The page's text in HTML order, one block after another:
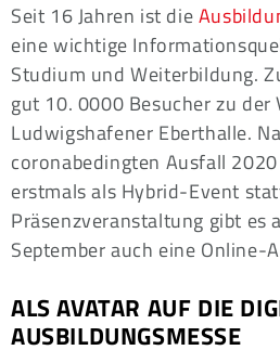
Seit 16 Jahren ist die
eine wichtige
Studium und Weiterbildung.
gut 10. 0000 Besucher zu
Ludwigshafener Eberthalle.
coronabedingten Ausfall
erstmals als Hybrid-Event
Präsenzveranstaltung gibt es
September auch eine Online-
ALS AVATAR AUF DIE
AUSBILDUNGSMESSE